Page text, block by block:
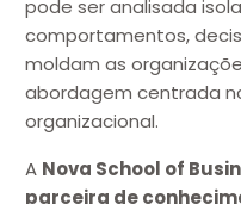
pode ser analisada
comportamentos,
moldam as
abordagem centrada
organizacional.
A Nova School of
parceira de